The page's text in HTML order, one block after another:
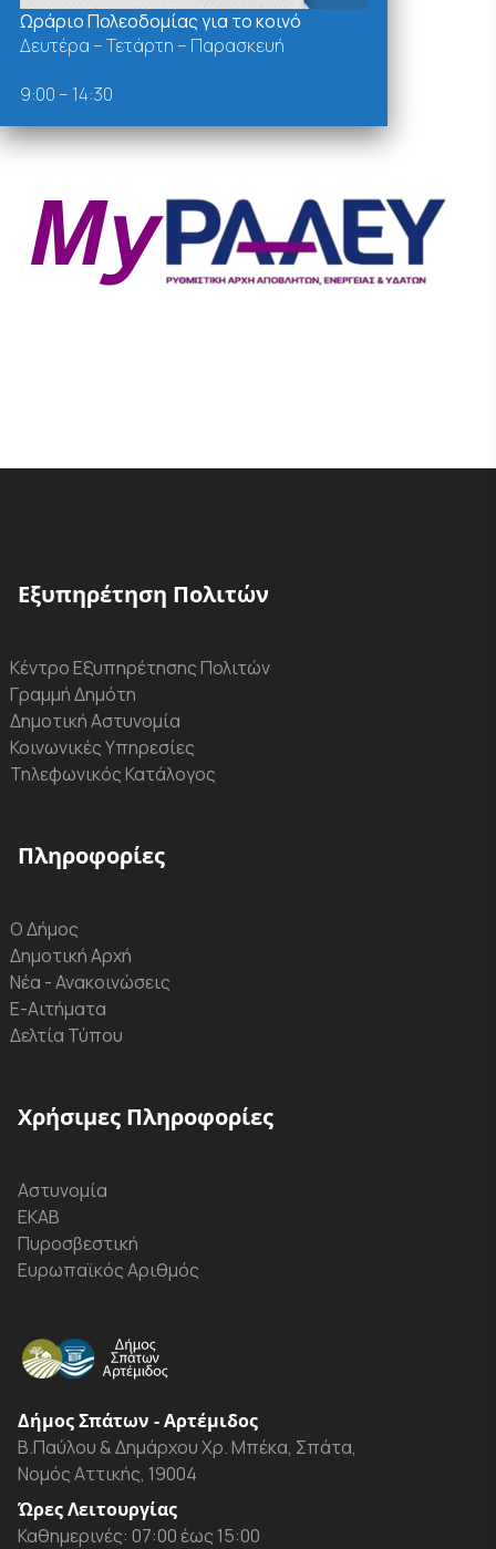
Εξυπηρέτηση Πολιτών
Κέντρο Εξυπηρέτησης Πολιτών
Γραμμή Δημότη
Δημοτική Αστυνομία
Κοινωνικές Υπηρεσίες
Τηλεφωνικός Κατάλογος
Πληροφορίες
Ο Δήμος
Δημοτική Αρχή
Νέα - Ανακοινώσεις
Ε-Αιτήματα
Δελτία Τύπου
Χρήσιμες Πληροφορίες
Αστυνομία
ΕΚΑΒ
Πυροσβεστική
Ευρωπαϊκός Αριθμός
Δήμος Σπάτων - Αρτέμιδος
Β.Παύλου & Δημάρχου Χρ. Μπέκα, Σπάτα,
Νομός Αττικής, 19004
Ώρες Λειτουργίας
Καθημερινές: 07:00 έως 15:00
Ωράριο Πολεοδομίας για το κοινό
Δευτέρα – Τετάρτη – Παρασκευή
9:00 – 14:30